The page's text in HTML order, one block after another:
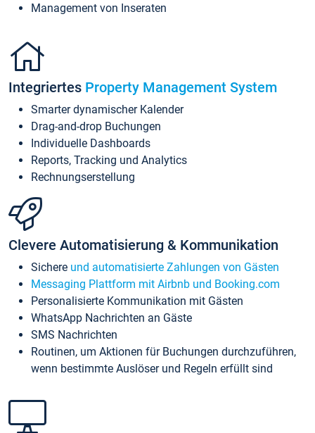
Management von Inseraten
Integriertes Property Management System
Smarter dynamischer Kalender
Drag-and-drop Buchungen
Individuelle Dashboards
Reports, Tracking und Analytics
Rechnungserstellung
Clevere Automatisierung & Kommunikation
Sichere und automatisierte Zahlungen von Gästen
Messaging Plattform mit Airbnb und Booking.com
Personalisierte Kommunikation mit Gästen
WhatsApp Nachrichten an Gäste
SMS Nachrichten
Routinen, um Aktionen für Buchungen durchzuführen,
wenn bestimmte Auslöser und Regeln erfüllt sind